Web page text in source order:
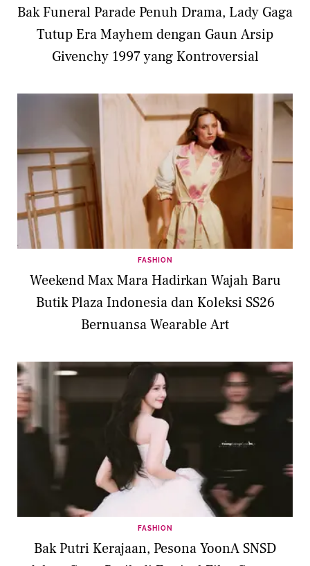
Bak Funeral Parade Penuh Drama, Lady Gaga
Tutup Era Mayhem dengan Gaun Arsip
Givenchy 1997 yang Kontroversial
FASHION
Weekend Max Mara Hadirkan Wajah Baru
Butik Plaza Indonesia dan Koleksi SS26
Bernuansa Wearable Art
FASHION
Bak Putri Kerajaan, Pesona YoonA SNSD